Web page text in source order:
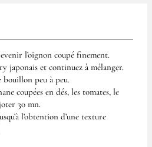
l’oignon coupé finement.
japonais et continuez à mélanger.
peu à peu.
coupées en dés, les tomates, le
30 mn.
l’obtention d’une texture